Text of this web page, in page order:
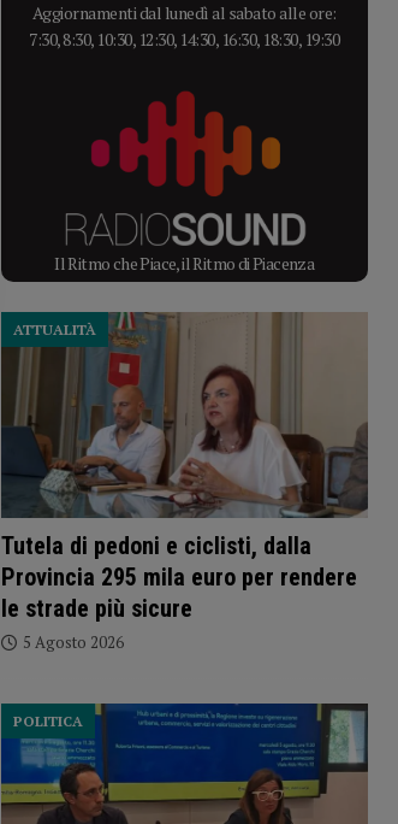
Aggiornamenti dal lunedì al sabato alle ore:
7:30, 8:30, 10:30, 12:30, 14:30, 16:30, 18:30, 19:30
Il Ritmo che Piace, il Ritmo di Piacenza
Tutela di pedoni e ciclisti, dalla
Provincia 295 mila euro per rendere
le strade più sicure
ATTUALITÀ
5 Agosto 2026
POLITICA